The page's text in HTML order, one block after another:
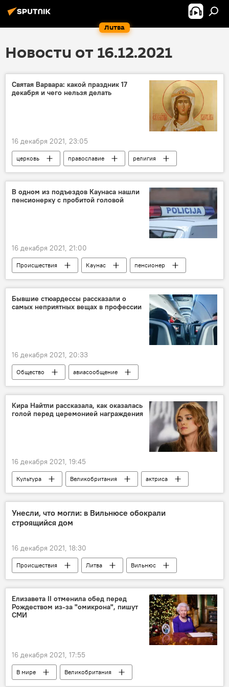
Литва
Новости от 16.12.2021
Святая Варвара: какой праздник 17
декабря и чего нельзя делать
16 декабря 2021, 23:05
церковь православие
религия
православные
Религиозные праздники
В одном из подъездов Каунаса нашли
пенсионерку с пробитой головой
16 декабря 2021, 21:00
Происшествия Каунас пенсионер
Бывшие стюардессы рассказали о
самых неприятных вещах в профессии
16 декабря 2021, 20:33
Общество
авиасообщение
авиакомпания
стюардессы
авиарейс
Кира Найтли рассказала, как оказалась
голой перед церемонией награждения
16 декабря 2021, 19:45
Культура Великобритания актриса
Унесли, что могли: в Вильнюсе обокрали
строящийся дом
16 декабря 2021, 18:30
Происшествия Литва
Вильнюс
кража
Елизавета II отменила обед перед
Рождеством из-за "омикрона", пишут
СМИ
16 декабря 2021, 17:55
В мире
Великобритания